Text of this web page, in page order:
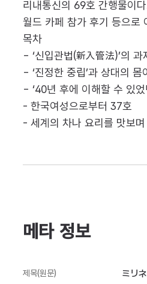
리내통신의 69호 간행물이
월드 카페 참가 후기 등으로
목차
- ‘신입관법(新入管法)’의
- ‘진정한 중립’과 상대의
- ‘40년 후에 이해할 수 있었
- 한국여성으로부터 37호
- 세계의 차나 요리를 맛보
메타 정보
제목(원문) ミリ